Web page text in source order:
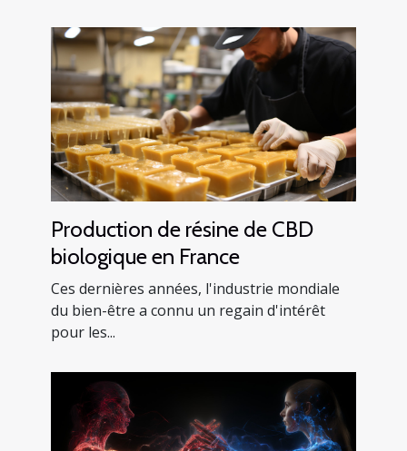
Production de résine de CBD
biologique en France
Ces dernières années, l'industrie mondiale
du bien-être a connu un regain d'intérêt
pour les...